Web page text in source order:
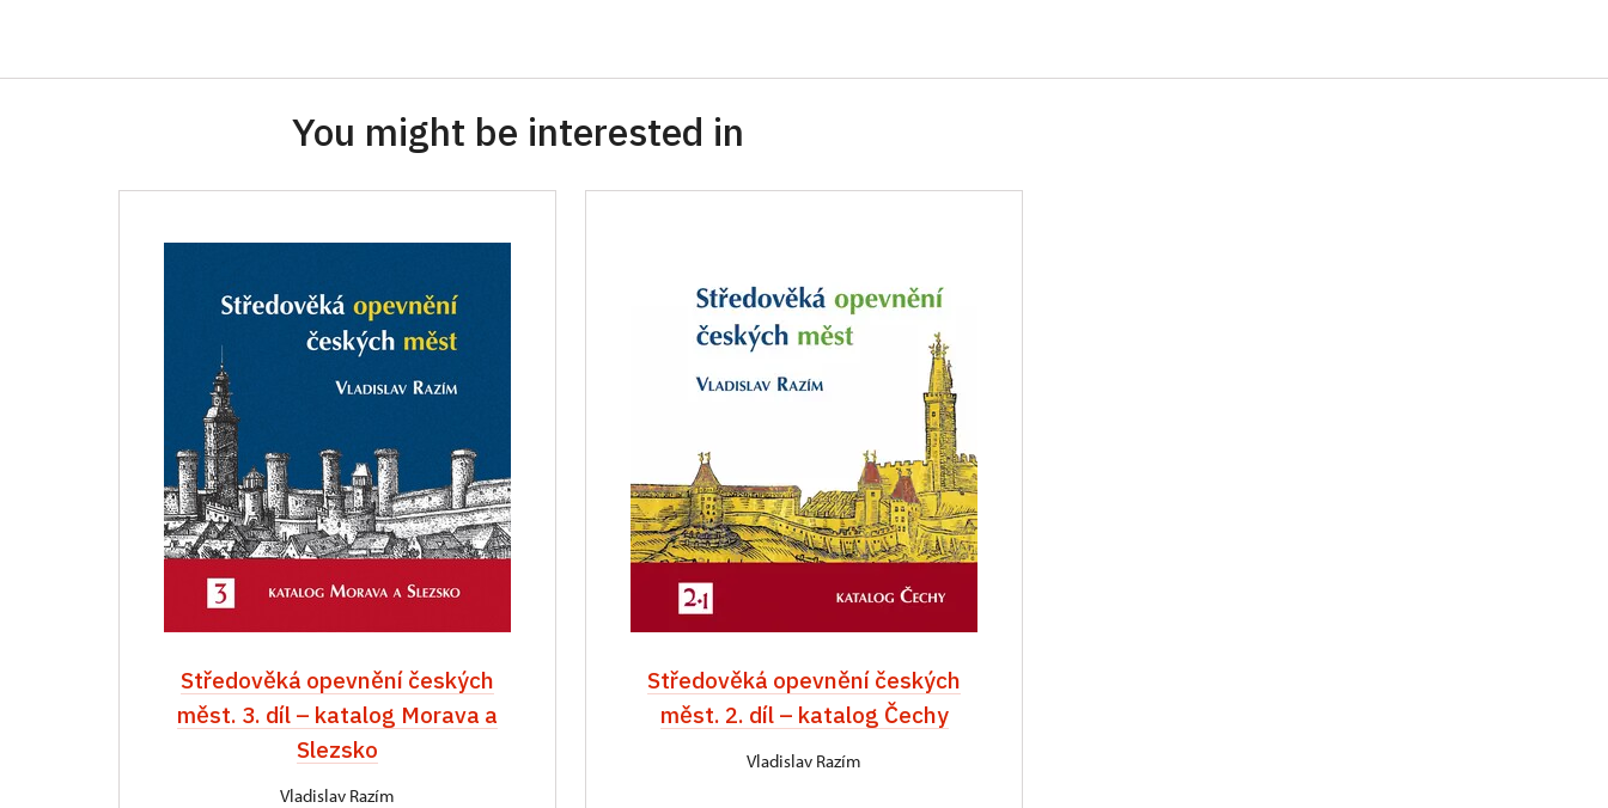
You might be interested in
Středověká opevnění českých
měst. 3. díl – katalog Morava a
Slezsko
Vladislav Razím
Středověká opevnění českých
měst. 2. díl – katalog Čechy
Vladislav Razím